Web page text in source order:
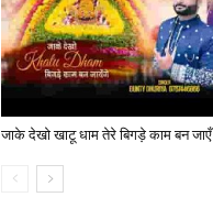
जाके देखो खाटू धाम तेरे बिगड़े काम बन जाएँ